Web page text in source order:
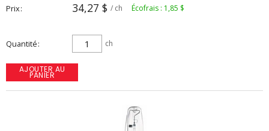
Prix 34,27 $ / ch Écofrais : 1,85 $
Quantité ch
AJOUTER AU
PANIER